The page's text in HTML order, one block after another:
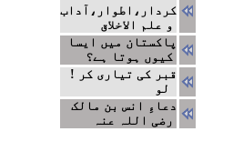
کردار،اطوار،آداب
و علم الاخلاق
پاکستان میں ایسا
کیوں ہوتا ہے؟
! قبر کی تیاری کر
دعاءِ انس بن مالک
رضی اللہ عنہ